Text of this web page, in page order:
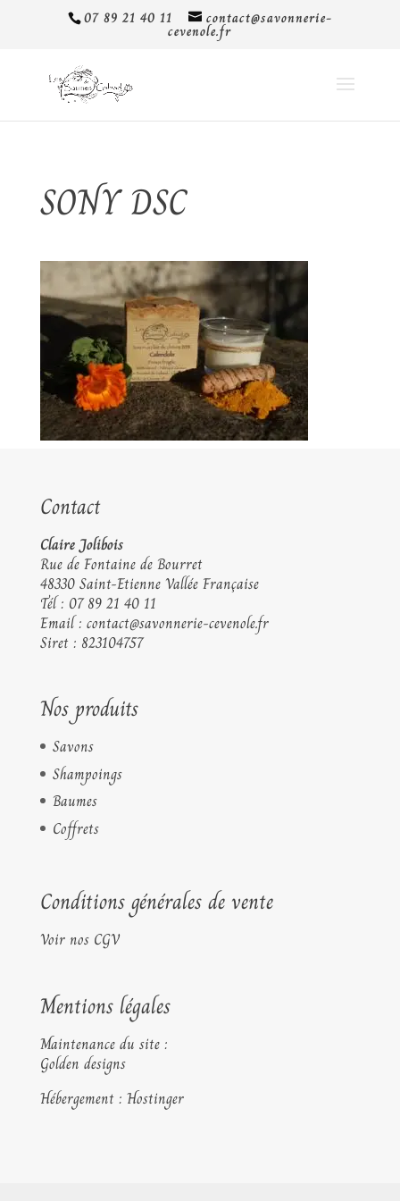
07 89 21 40 11 contact@savonnerie-
cevenole.fr
SONY DSC
Contact
Claire Jolibois
Rue de Fontaine de Bourret
48330 Saint-Etienne Vallée Française
Tél : 07 89 21 40 11
Email : contact@savonnerie-cevenole.fr
Siret : 823104757
Nos produits
Savons
Shampoings
Baumes
Coffrets
Conditions générales de vente
Voir nos CGV
Mentions légales
Maintenance du site :
Golden designs
Hébergement : Hostinger